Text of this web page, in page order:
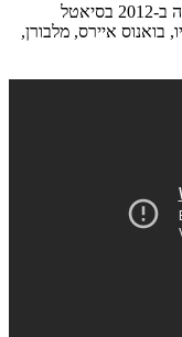
ההצגה "דייט ראשון" הועלתה לראשונה בבכורה ב-2012 בסיאטל
בואנוס איירס, מלבורן,